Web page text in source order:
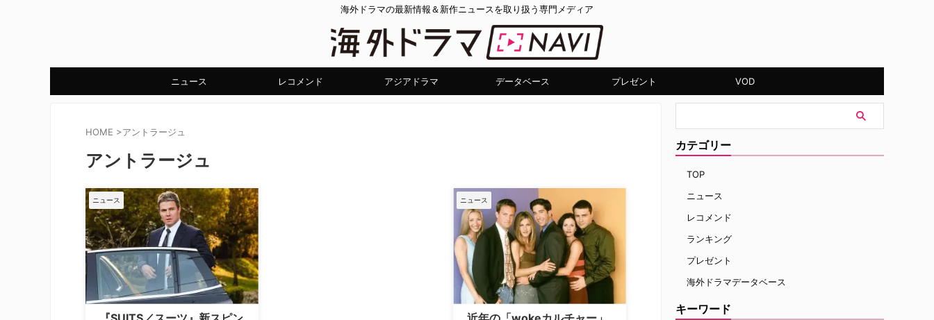
海外ドラマの最新情報＆新作ニュースを取り扱う専門メディア
ニュース レコメンド アジアドラマ データベース プレゼント VOD
HOME >アントラージュ
アントラージュ
ニュース ニュース
カテゴリー
TOP
ニュース
レコメンド
ランキング
プレゼント
海外ドラマデータベース
キーワード